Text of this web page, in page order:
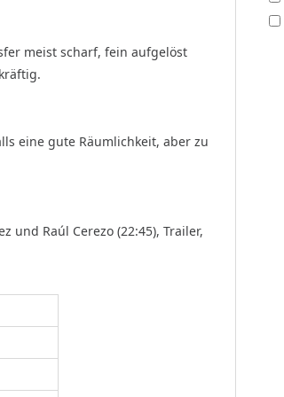
meist scharf, fein aufgelöst
eine gute Räumlichkeit, aber zu
und Raúl Cerezo (22:45), Trailer,